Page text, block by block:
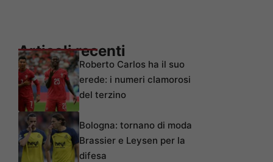
Articoli recenti
Roberto Carlos ha il suo
erede: i numeri clamorosi
del terzino
Bologna: tornano di moda
Brassier e Leysen per la
difesa